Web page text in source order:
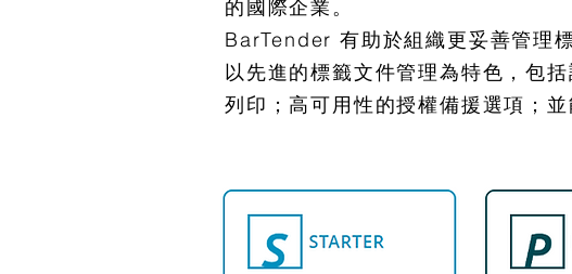
的國際企業。
BarTender 有助於組織更妥善管理
以先進的標籤文件管理為特色，包
列印；高可用性的授權備援選項；